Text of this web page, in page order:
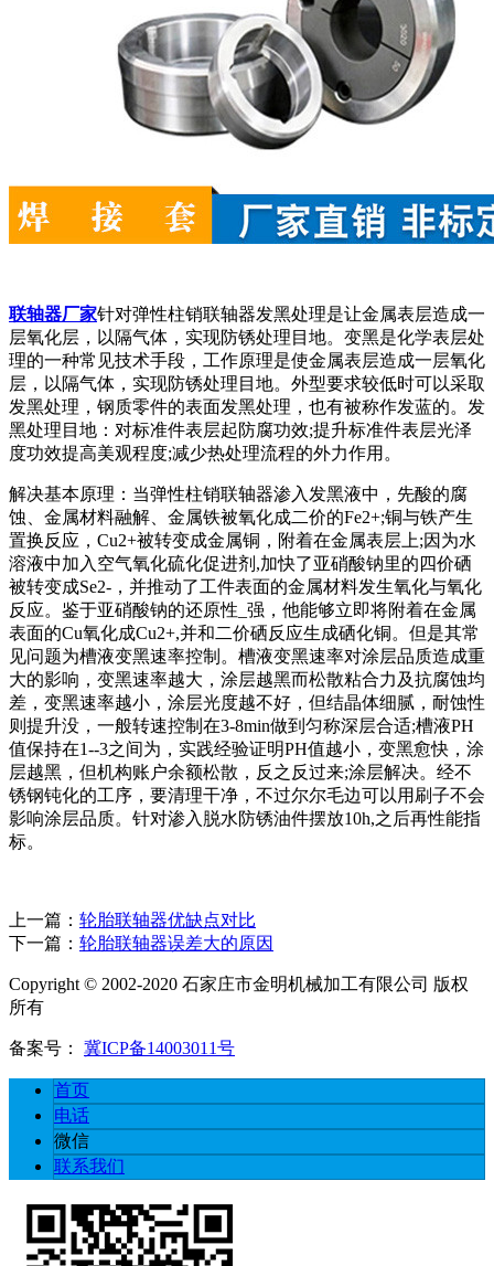
联轴器厂家针对弹性柱销联轴器发黑处理是让金属表层造成一
层氧化层，以隔气体，实现防锈处理目地。变黑是化学表层处
理的一种常见技术手段，工作原理是使金属表层造成一层氧化
层，以隔气体，实现防锈处理目地。外型要求较低时可以采取
发黑处理，钢质零件的表面发黑处理，也有被称作发蓝的。发
黑处理目地：对标准件表层起防腐功效;提升标准件表层光泽
度功效提高美观程度;减少热处理流程的外力作用。
解决基本原理：当弹性柱销联轴器渗入发黑液中，先酸的腐
蚀、金属材料融解、金属铁被氧化成二价的Fe2+;铜与铁产生
置换反应，Cu2+被转变成金属铜，附着在金属表层上;因为水
溶液中加入空气氧化硫化促进剂,加快了亚硝酸钠里的四价硒
被转变成Se2-，并推动了工件表面的金属材料发生氧化与氧化
反应。鉴于亚硝酸钠的还原性_强，他能够立即将附着在金属
表面的Cu氧化成Cu2+,并和二价硒反应生成硒化铜。但是其常
见问题为槽液变黑速率控制。槽液变黑速率对涂层品质造成重
大的影响，变黑速率越大，涂层越黑而松散粘合力及抗腐蚀均
差，变黑速率越小，涂层光度越不好，但结晶体细腻，耐蚀性
则提升没，一般转速控制在3-8min做到匀称深层合适;槽液PH
值保持在1--3之间为，实践经验证明PH值越小，变黑愈快，涂
层越黑，但机构账户余额松散，反之反过来;涂层解决。经不
锈钢钝化的工序，要清理干净，不过尔尔毛边可以用刷子不会
影响涂层品质。针对渗入脱水防锈油件摆放10h,之后再性能指
标。
上一篇： 轮胎联轴器优缺点对比
下一篇： 轮胎联轴器误差大的原因
Copyright © 2002-2020 石家庄市金明机械加工有限公司 版权
所有
备案号： 冀ICP备14003011号
首页
电话
微信
联系我们